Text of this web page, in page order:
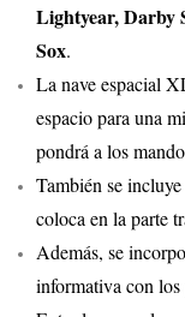
Lightyear, Darby
Sox.
La nave espacial
espacio para una
pondrá a los
También se
coloca en la parte
Además, se
informativa con los